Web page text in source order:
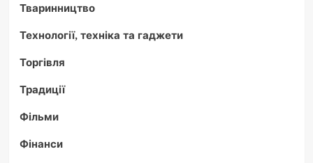
Тваринництво
Технології, техніка та гаджети
Торгівля
Традиції
Фільми
Фінанси